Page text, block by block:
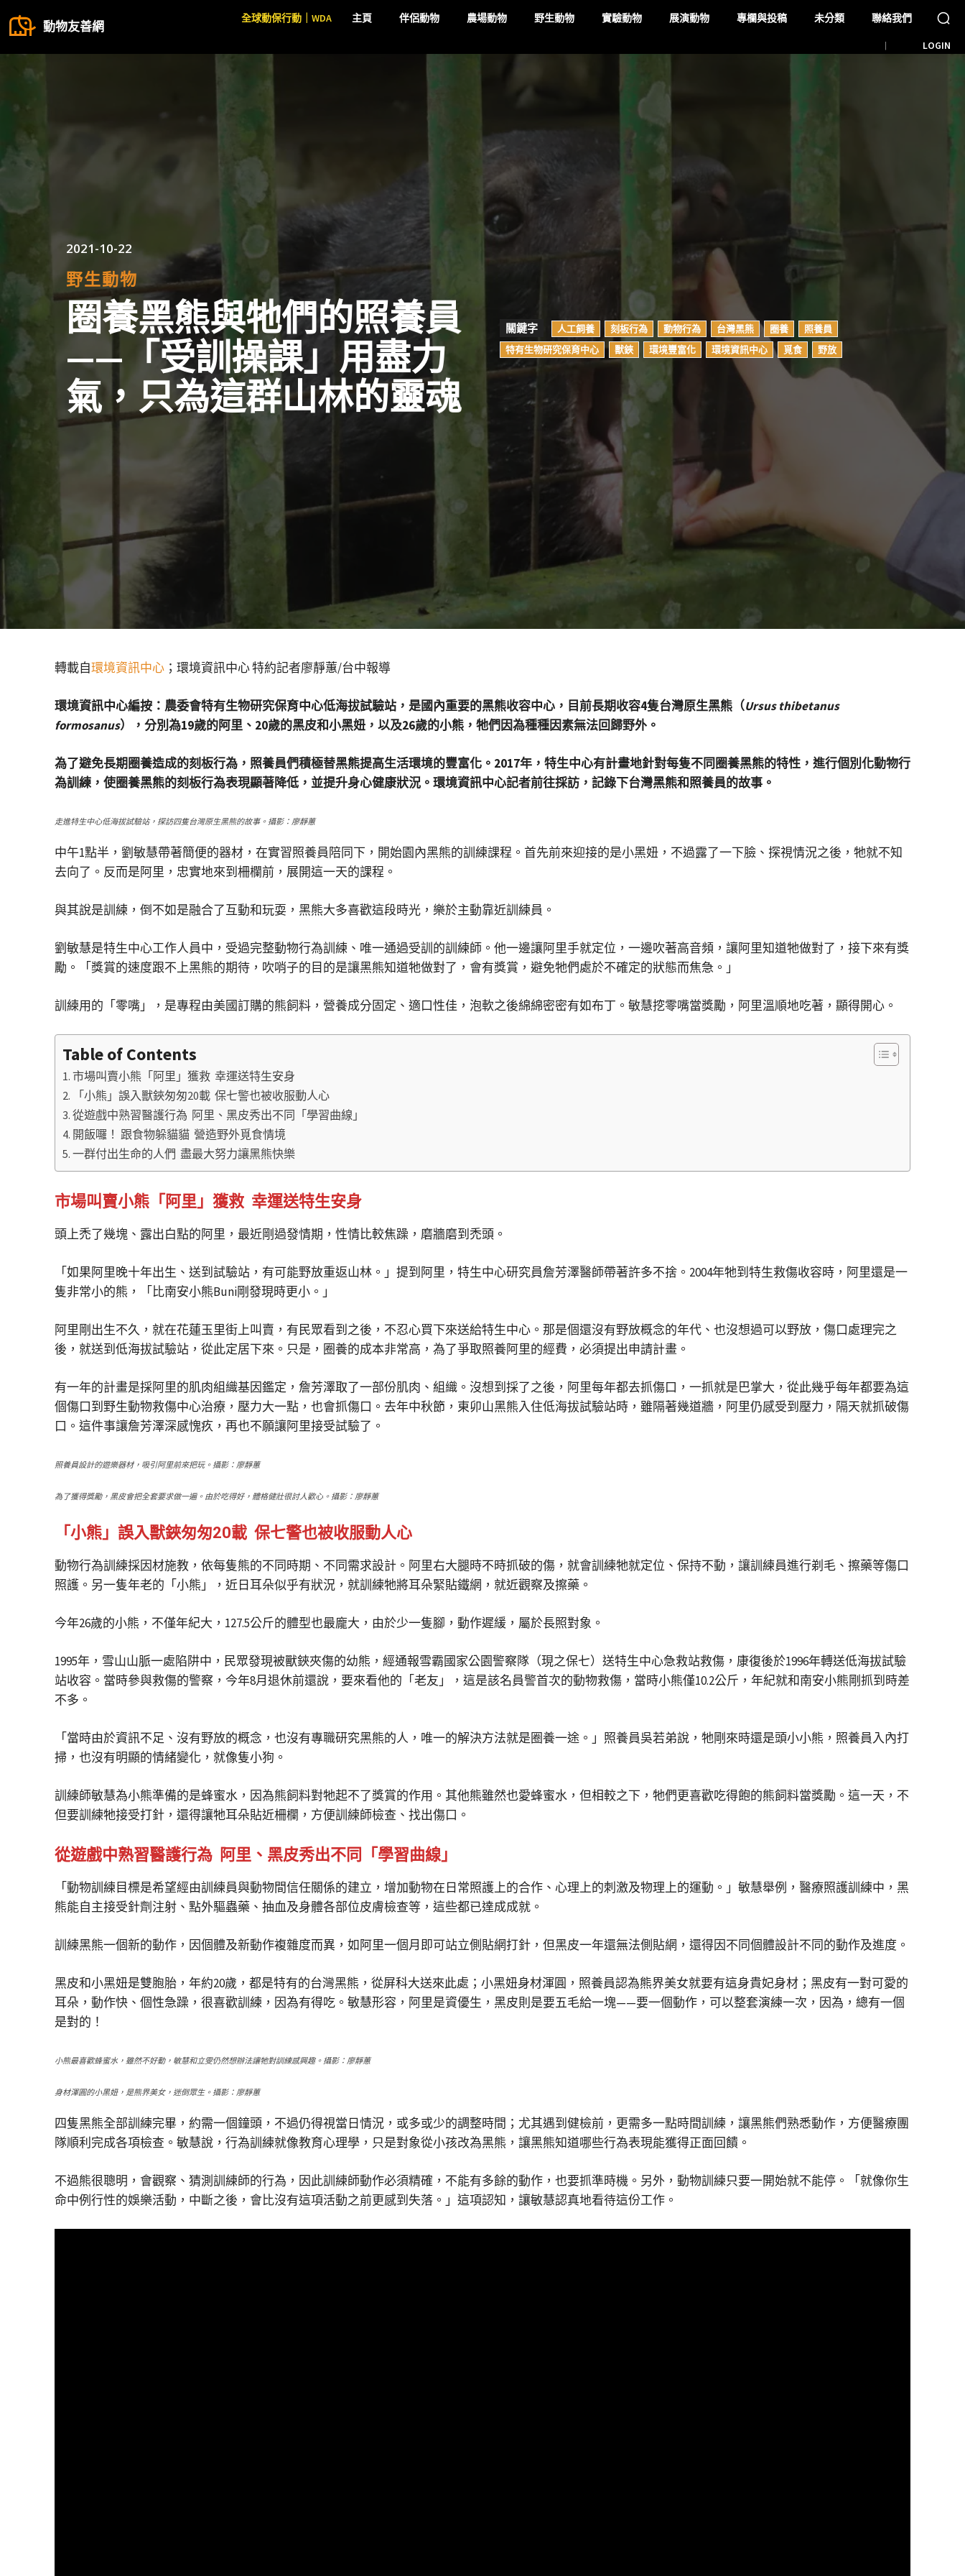
動物友善網
全球動保行動｜WDA 主頁 伴侶動物 農場動物 野生動物 實驗動物 展演動物 專欄與投稿 未分類 聯絡我們
LOGIN
2021-10-22
野生動物
圈養黑熊與牠們的照養員
——「受訓操課」用盡力
氣，只為這群山林的靈魂
關鍵字 人工飼養 刻板行為 動物行為 台灣黑熊 圈養
照養員
特有生物研究保育中心
獸鋏 環境豐富化 環境資訊中心 覓食 野放
轉載自環境資訊中心 ；環境資訊中心 特約記者廖靜蕙/台中報導
環境資訊中心編按：農委會特有生物研究保育中心低海拔試驗站，是國內重要的黑熊收容中心，目前長期收容4隻台灣原生黑熊（Ursus thibetanus
formosanus），分別為19歲的阿里、20歲的黑皮和小黑妞，以及26歲的小熊，牠們因為種種因素無法回歸野外。
為了避免長期圈養造成的刻板行為，照養員們積極替黑熊提高生活環境的豐富化。2017年，特生中心有計畫地針對每隻不同圈養黑熊的特性，進行個別化動物行
為訓練，使圈養黑熊的刻板行為表現顯著降低，並提升身心健康狀況。環境資訊中心記者前往採訪，記錄下台灣黑熊和照養員的故事。
走進特生中心低海拔試驗站，探訪四隻台灣原生黑熊的故事。攝影：廖靜蕙
中午1點半，劉敏慧帶著簡便的器材，在實習照養員陪同下，開始園內黑熊的訓練課程。首先前來迎接的是小黑妞，不過露了一下臉、探視情況之後，牠就不知
去向了。反而是阿里，忠實地來到柵欄前，展開這一天的課程。
與其說是訓練，倒不如是融合了互動和玩耍，黑熊大多喜歡這段時光，樂於主動靠近訓練員。
劉敏慧是特生中心工作人員中，受過完整動物行為訓練、唯一通過受訓的訓練師。他一邊讓阿里手就定位，一邊吹著高音頻，讓阿里知道牠做對了，接下來有獎
勵。「獎賞的速度跟不上黑熊的期待，吹哨子的目的是讓黑熊知道牠做對了，會有獎賞，避免牠們處於不確定的狀態而焦急。」
訓練用的「零嘴」，是專程由美國訂購的熊飼料，營養成分固定、適口性佳，泡軟之後綿綿密密有如布丁。敏慧挖零嘴當獎勵，阿里溫順地吃著，顯得開心。
Table of Contents
市場叫賣小熊「阿里」獲救 幸運送特生安身
「小熊」誤入獸鋏匆匆20載 保七警也被收服動人心
從遊戲中熟習醫護行為 阿里、黑皮秀出不同「學習曲線」
開飯囉！ 跟食物躲貓貓 營造野外覓食情境
一群付出生命的人們 盡最大努力讓黑熊快樂
市場叫賣小熊「阿里」獲救 幸運送特生安身
頭上禿了幾塊、露出白點的阿里，最近剛過發情期，性情比較焦躁，磨牆磨到禿頭。
「如果阿里晚十年出生、送到試驗站，有可能野放重返山林。」提到阿里，特生中心研究員詹芳澤醫師帶著許多不捨。2004年牠到特生救傷收容時，阿里還是一
隻非常小的熊，「比南安小熊Buni剛發現時更小。」
阿里剛出生不久，就在花蓮玉里街上叫賣，有民眾看到之後，不忍心買下來送給特生中心。那是個還沒有野放概念的年代、也沒想過可以野放，傷口處理完之
後，就送到低海拔試驗站，從此定居下來。只是，圈養的成本非常高，為了爭取照養阿里的經費，必須提出申請計畫。
有一年的計畫是採阿里的肌肉組織基因鑑定，詹芳澤取了一部份肌肉、組織。沒想到採了之後，阿里每年都去抓傷口，一抓就是巴掌大，從此幾乎每年都要為這
個傷口到野生動物救傷中心治療，壓力大一點，也會抓傷口。去年中秋節，東卯山黑熊入住低海拔試驗站時，雖隔著幾道牆，阿里仍感受到壓力，隔天就抓破傷
口。這件事讓詹芳澤深感愧疚，再也不願讓阿里接受試驗了。
照養員設計的遊樂器材，吸引阿里前來把玩。攝影：廖靜蕙
為了獲得獎勵，黑皮會把全套要求做一遍。由於吃得好，體格健壯很討人歡心。攝影：廖靜蕙
「小熊」誤入獸鋏匆匆20載 保七警也被收服動人心
動物行為訓練採因材施教，依每隻熊的不同時期、不同需求設計。阿里右大腿時不時抓破的傷，就會訓練牠就定位、保持不動，讓訓練員進行剃毛、擦藥等傷口
照護。另一隻年老的「小熊」，近日耳朵似乎有狀況，就訓練牠將耳朵緊貼鐵網，就近觀察及擦藥。
今年26歲的小熊，不僅年紀大，127.5公斤的體型也最龐大，由於少一隻腳，動作遲緩，屬於長照對象。
1995年，雪山山脈一處陷阱中，民眾發現被獸鋏夾傷的幼熊，經通報雪霸國家公園警察隊（現之保七）送特生中心急救站救傷，康復後於1996年轉送低海拔試驗
站收容。當時參與救傷的警察，今年8月退休前還說，要來看他的「老友」，這是該名員警首次的動物救傷，當時小熊僅10.2公斤，年紀就和南安小熊剛抓到時差
不多。
「當時由於資訊不足、沒有野放的概念，也沒有專職研究黑熊的人，唯一的解決方法就是圈養一途。」照養員吳若弟說，牠剛來時還是頭小小熊，照養員入內打
掃，也沒有明顯的情緒變化，就像隻小狗。
訓練師敏慧為小熊準備的是蜂蜜水，因為熊飼料對牠起不了獎賞的作用。其他熊雖然也愛蜂蜜水，但相較之下，牠們更喜歡吃得飽的熊飼料當獎勵。這一天，不
但要訓練牠接受打針，還得讓牠耳朵貼近柵欄，方便訓練師檢查、找出傷口。
從遊戲中熟習醫護行為 阿里、黑皮秀出不同「學習曲線」
「動物訓練目標是希望經由訓練員與動物間信任關係的建立，增加動物在日常照護上的合作、心理上的刺激及物理上的運動。」敏慧舉例，醫療照護訓練中，黑
熊能自主接受針劑注射、點外驅蟲藥、抽血及身體各部位皮膚檢查等，這些都已達成成就。
訓練黑熊一個新的動作，因個體及新動作複雜度而異，如阿里一個月即可站立側貼網打針，但黑皮一年還無法側貼網，還得因不同個體設計不同的動作及進度。
黑皮和小黑妞是雙胞胎，年約20歲，都是特有的台灣黑熊，從屏科大送來此處；小黑妞身材渾圓，照養員認為熊界美女就要有這身貴妃身材；黑皮有一對可愛的
耳朵，動作快、個性急躁，很喜歡訓練，因為有得吃。敏慧形容，阿里是資優生，黑皮則是要五毛給一塊——要一個動作，可以整套演練一次，因為，總有一個
是對的！
小熊最喜歡蜂蜜水，雖然不好動，敏慧和立雯仍然想辦法讓牠對訓練感興趣。攝影：廖靜蕙
身材渾圓的小黑妞，是熊界美女，迷倒眾生。攝影：廖靜蕙
四隻黑熊全部訓練完畢，約需一個鐘頭，不過仍得視當日情況，或多或少的調整時間；尤其遇到健檢前，更需多一點時間訓練，讓黑熊們熟悉動作，方便醫療團
隊順利完成各項檢查。敏慧說，行為訓練就像教育心理學，只是對象從小孩改為黑熊，讓黑熊知道哪些行為表現能獲得正面回饋。
不過熊很聰明，會觀察、猜測訓練師的行為，因此訓練師動作必須精確，不能有多餘的動作，也要抓準時機。另外，動物訓練只要一開始就不能停。「就像你生
命中例行性的娛樂活動，中斷之後，會比沒有這項活動之前更感到失落。」這項認知，讓敏慧認真地看待這份工作。